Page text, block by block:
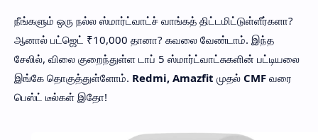
நீங்களும் ஒரு நல்ல ஸ்மார்ட்வாட்ச் வாங்கத் திட்டமிட்டுள்ளீர்களா?
ஆனால் பட்ஜெட் ₹10,000 தானா? கவலை வேண்டாம். இந்த
சேலில், விலை குறைந்துள்ள டாப் 5 ஸ்மார்ட்வாட்சுகளின் பட்டியலை
இங்கே தொகுத்துள்ளோம். Redmi, Amazfit முதல் CMF வரை
பெஸ்ட் டீல்கள் இதோ!